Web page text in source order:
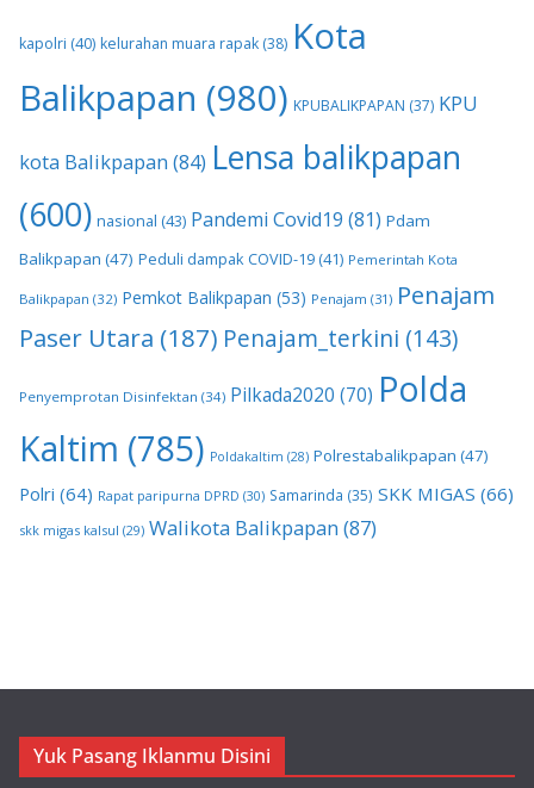
kapolri (40) kelurahan muara rapak (38) Kota
Balikpapan (980) KPUBALIKPAPAN (37) KPU
kota Balikpapan (84) Lensa balikpapan
(600) nasional (43) Pandemi Covid19 (81) Pdam
Balikpapan (47) Peduli dampak COVID-19 (41) Pemerintah Kota
Balikpapan (32) Pemkot Balikpapan (53) Penajam (31) Penajam
Paser Utara (187) Penajam_terkini (143)
Penyemprotan Disinfektan (34) Pilkada2020 (70) Polda
Kaltim (785) Poldakaltim (28) Polrestabalikpapan (47)
Polri (64) Rapat paripurna DPRD (30) Samarinda (35) SKK MIGAS (66)
skk migas kalsul (29) Walikota Balikpapan (87)
Yuk Pasang Iklanmu Disini